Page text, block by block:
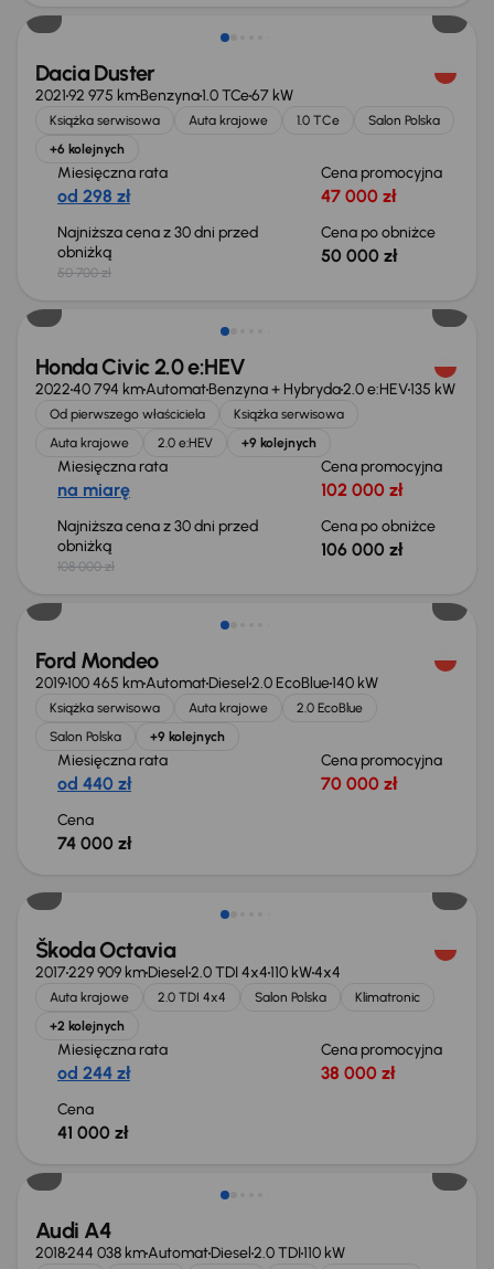
Dacia Duster
202192 975 kmBenzyna1.0 TCe67 kW
Książka serwisowa Auta krajowe 1.0 TCe
Salon Polska
+6 kolejnych
Miesięczna rata
od 298 zł
Cena promocyjna
47 000 zł
Najniższa cena z 30 dni przed
obniżką
50 700 zł
Cena po obniżce
50 000 zł
Taniej o 2 000 zł
Honda Civic 2.0 e:HEV
202240 794 kmAutomatBenzyna + Hybryda2.0 e:HEV135 kW
Od pierwszego właściciela
Książka serwisowa
Auta krajowe
2.0 e:HEV +9 kolejnych
Miesięczna rata
na miarę
Cena promocyjna
102 000 zł
Najniższa cena z 30 dni przed
obniżką
108 000 zł
Cena po obniżce
106 000 zł
Ford Mondeo
2019100 465 kmAutomatDiesel2.0 EcoBlue140 kW
Książka serwisowa Auta krajowe
2.0 EcoBlue
Salon Polska
+9 kolejnych
Miesięczna rata
od 440 zł
Cena promocyjna
70 000 zł
Cena
74 000 zł
Škoda Octavia
2017229 909 kmDiesel2.0 TDI 4x4110 kW4x4
Auta krajowe 2.0 TDI 4x4 Salon Polska
Klimatronic
+2 kolejnych
Miesięczna rata
od 244 zł
Cena promocyjna
38 000 zł
Cena
41 000 zł
Audi A4
2018244 038 kmAutomatDiesel2.0 TDI110 kW